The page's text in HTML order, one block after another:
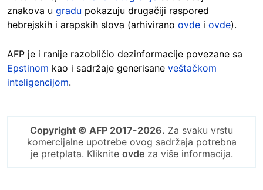
znakova u gradu pokazuju drugačiji raspored
hebrejskih i arapskih slova (arhivirano ovde i ovde).
AFP je i ranije razobličio dezinformacije povezane sa
Epstinom kao i sadržaje generisane veštačkom
inteligencijom.
Copyright © AFP 2017-2026. Za svaku vrstu
komercijalne upotrebe ovog sadržaja potrebna
je pretplata. Kliknite ovdeza više informacija.